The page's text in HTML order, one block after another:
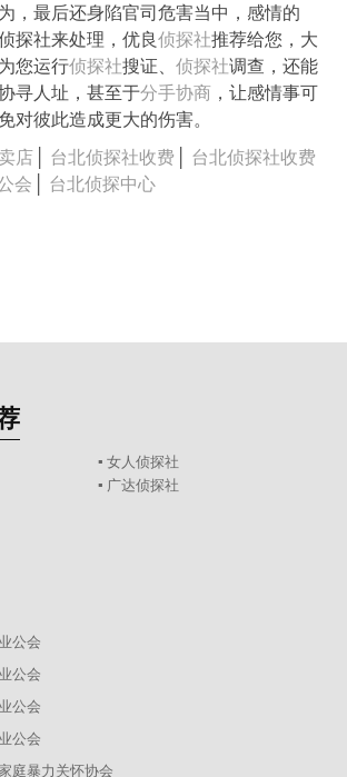
，最后还身陷官司危害当中，感情的
探社来处理，优良侦探社推荐给您，大
您运行侦探社搜证、侦探社调查，还能
寻人址，甚至于分手协商 ，让感情事可
对彼此造成更大的伤害。
店
台北侦探社收费
台北侦探社收费
会 台北侦探中心
▪ 女人侦探社
▪ 广达侦探社
公会
公会
公会
公会
庭暴力关怀协会